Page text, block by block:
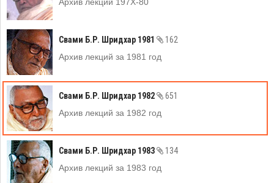
Свами Б.Р. Шридхар 1981
162
Архив лекций за 1981 год
Свами Б.Р. Шридхар 1982
651
Архив лекций за 1982 год
Свами Б.Р. Шридхар 1983
134
Архив лекций за 1983 год